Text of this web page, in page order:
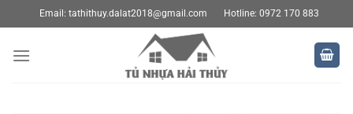
qua
nội
Email: tathithuy.dalat2018@gmail.com Hotline: 0972 170 883